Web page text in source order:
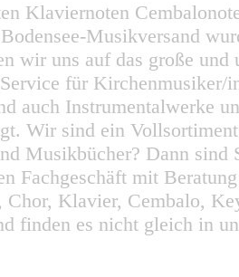
Klaviernoten
Musikversand
wir uns auf das große
für
auch Instrumentalwerke
Wir sind ein
Musikbücher? Dann
Fachgeschäft mit
Klavier, Cembalo,
finden es nicht gleich in